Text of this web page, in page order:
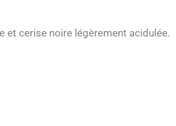
et cerise noire légèrement acidulée.